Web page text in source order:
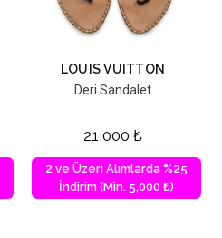
LOUIS VUITTON
Deri Sandalet
21,000 ₺
2 ve Üzeri Alımlarda %25
İndirim (Min. 5,000 ₺)